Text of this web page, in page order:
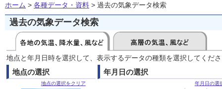
ホーム > 各種データ・資料 > 過去の気象データ検索
過去の気象データ検索
地点と年月日時を選択して、表示するデータの種類を選択してくだ
地点の選択
地点の選択をクリア
年月日の選択
年月日の選